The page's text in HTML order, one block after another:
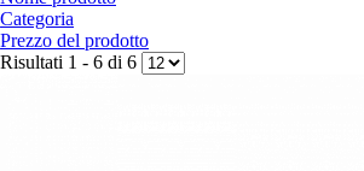
Categoria
Prezzo del prodotto
Risultati 1 - 6 di 6